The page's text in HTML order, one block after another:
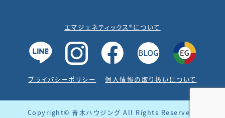
エマジェネティックス®について
プライバシーポリシー 個人情報の取り扱いについて
Copyright© 青木ハウジング All Rights Reserved.